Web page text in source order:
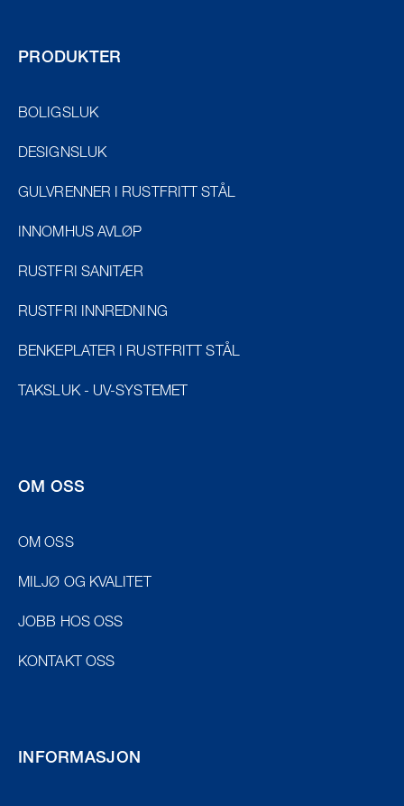
PRODUKTER
BOLIGSLUK
DESIGNSLUK
GULVRENNER I RUSTFRITT STÅL
INNOMHUS AVLØP
RUSTFRI SANITÆR
RUSTFRI INNREDNING
BENKEPLATER I RUSTFRITT STÅL
TAKSLUK - UV-SYSTEMET
OM OSS
OM OSS
MILJØ OG KVALITET
JOBB HOS OSS
KONTAKT OSS
INFORMASJON